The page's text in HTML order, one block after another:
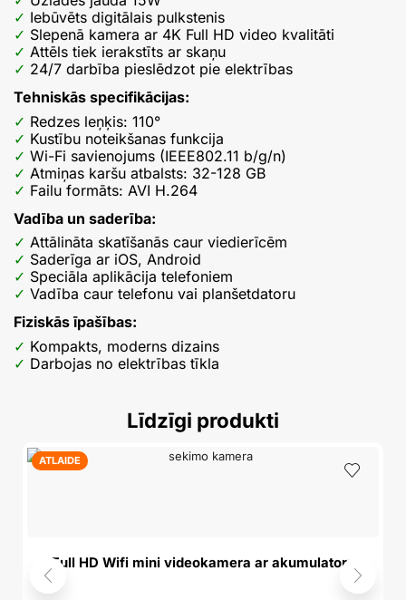
Iebūvēts digitālais pulkstenis
Slepenā kamera ar 4K Full HD video kvalitāti
Attēls tiek ierakstīts ar skaņu
24/7 darbība pieslēdzot pie elektrības
Tehniskās specifikācijas:
Redzes leņķis: 110°
Kustību noteikšanas funkcija
Wi-Fi savienojums (IEEE802.11 b/g/n)
Atmiņas karšu atbalsts: 32-128 GB
Failu formāts: AVI H.264
Vadība un saderība:
Attālināta skatīšanās caur viedierīcēm
Saderīga ar iOS, Android
Speciāla aplikācija telefoniem
Vadība caur telefonu vai planšetdatoru
Fiziskās īpašības:
Kompakts, moderns dizains
Darbojas no elektrības tīkla
Līdzīgi produkti
ATLAIDE
Full HD Wifi mini videokamera ar akumulatoru